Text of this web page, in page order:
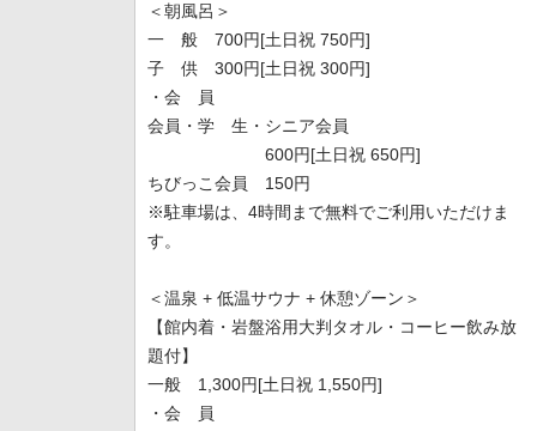
＜朝風呂＞
一 般 700円[土日祝 750円]
子 供 300円[土日祝 300円]
・会 員
会員・学 生・シニア会員
600円[土日祝 650円]
ちびっこ会員 150円
※駐車場は、4時間まで無料でご利用いただけま
す。
＜温泉 + 低温サウナ + 休憩ゾーン＞
【館内着・岩盤浴用大判タオル・コーヒー飲み放
題付】
一般 1,300円[土日祝 1,550円]
・会 員